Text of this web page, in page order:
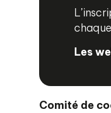
Les
Comité de